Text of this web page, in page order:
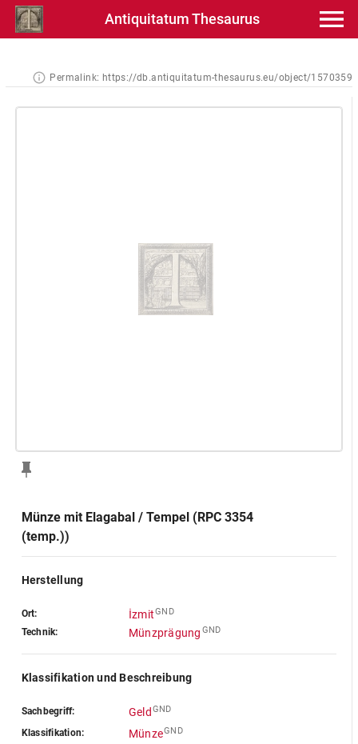
Antiquitatum Thesaurus
Permalink: https://db.antiquitatum-thesaurus.eu/object/1570359
Münze mit Elagabal / Tempel (RPC 3354
(temp.))
Herstellung
Ort: İzmitGND
Technik: Münzprägung GND
Klassifikation und Beschreibung
Sachbegriff: Geld GND
Klassifikation: MünzeGND